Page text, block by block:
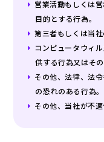
営業活動もしくは
目的とする行為。
第三者もしくは当
コンピュータウィ
供する行為又はそ
その他、法律、法
の恐れのある行為。
その他、当社が不適